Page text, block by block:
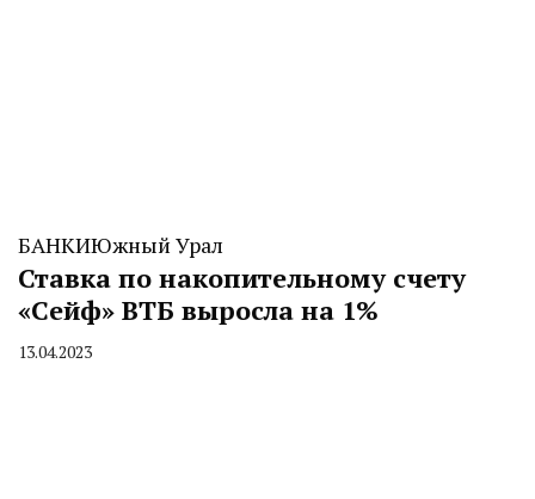
БАНКИЮжный Урал
Ставка по накопительному счету
«Сейф» ВТБ выросла на 1%
By
13.04.2023